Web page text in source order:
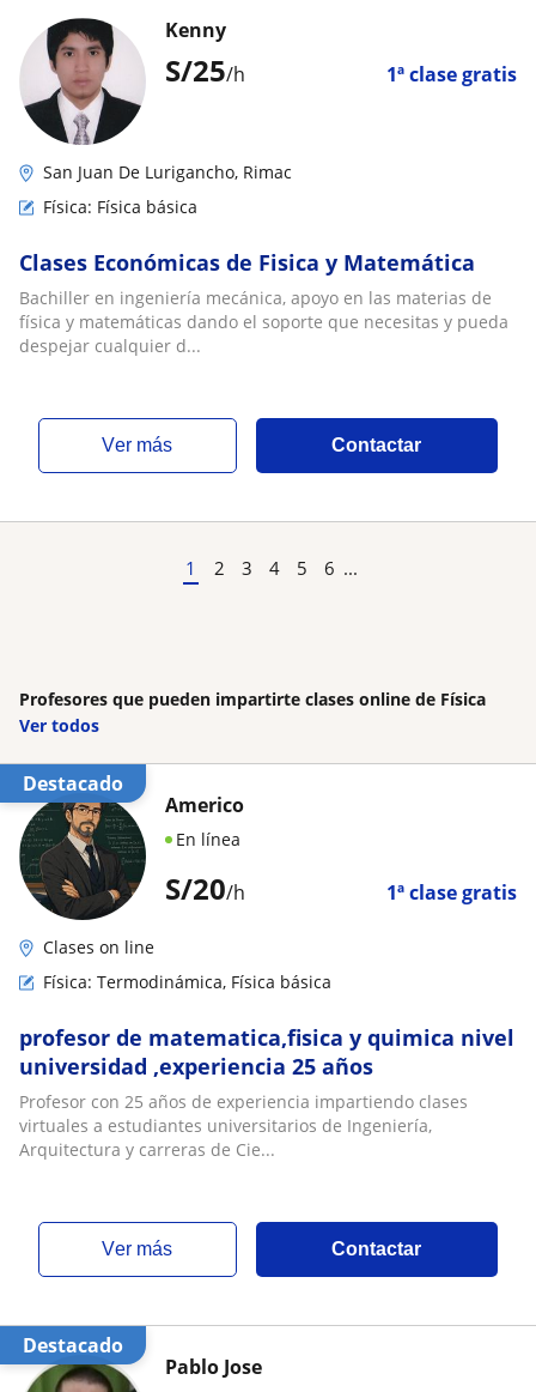
S/25/h 1ª clase gratis
Kenny
San Juan De Lurigancho, Rimac
Física: Física básica
Clases Económicas de Fisica y Matemática
Bachiller en ingeniería mecánica, apoyo en las materias de
física y matemáticas dando el soporte que necesitas y pueda
despejar cualquier d...
ver más Contactar
1 2 3 4 5 6 ...
Profesores que pueden impartirte clases online de Física
Ver todos
Destacado
S/20/h 1ª clase gratis
Americo
En línea
Clases on line
Física: Termodinámica, Física básica
profesor de matematica,fisica y quimica nivel
universidad ,experiencia 25 años
Profesor con 25 años de experiencia impartiendo clases
virtuales a estudiantes universitarios de Ingeniería,
Arquitectura y carreras de Cie...
ver más Contactar
Destacado
Pablo Jose